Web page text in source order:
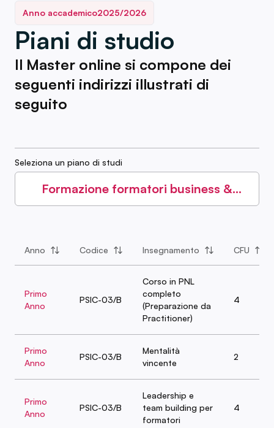
Piani di studio
Anno accademico2025/2026
Il Master online si compone dei
seguenti indirizzi illustrati di
seguito
Seleziona un piano di studi
Formazione formatori business &
corporate blended
Anno Codice Insegnamento CFU
Primo
Anno
PSIC-03/B
Corso in PNL
completo
(Preparazione da
Practitioner)
4
Primo
Anno
PSIC-03/B
Mentalità
vincente
2
Primo
Anno
PSIC-03/B
Leadership e
team building per
formatori
4